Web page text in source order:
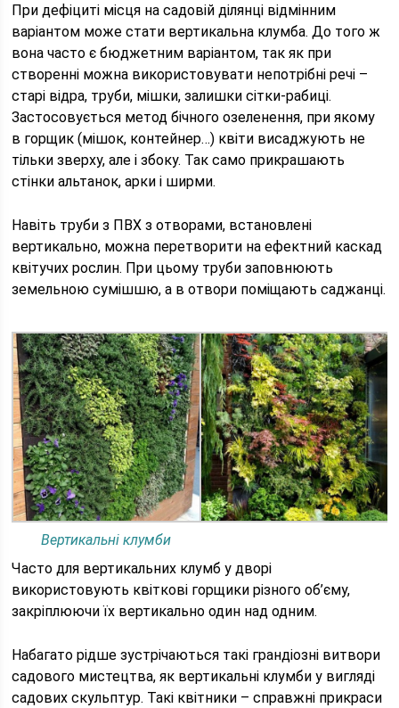
При дефіциті місця на садовій ділянці відмінним
варіантом може стати вертикальна клумба. До того ж
вона часто є бюджетним варіантом, так як при
створенні можна використовувати непотрібні речі –
старі відра, труби, мішки, залишки сітки-рабиці.
Застосовується метод бічного озеленення, при якому
в горщик (мішок, контейнер…) квіти висаджують не
тільки зверху, але і збоку. Так само прикрашають
стінки альтанок, арки і ширми.
Навіть труби з ПВХ з отворами, встановлені
вертикально, можна перетворити на ефектний каскад
квітучих рослин. При цьому труби заповнюють
земельною сумішшю, а в отвори поміщають саджанці.
Вертикальні клумби
Часто для вертикальних клумб у дворі
використовують квіткові горщики різного об’єму,
закріплюючи їх вертикально один над одним.
Набагато рідше зустрічаються такі грандіозні витвори
садового мистецтва, як вертикальні клумби у вигляді
садових скульптур. Такі квітники – справжні прикраси